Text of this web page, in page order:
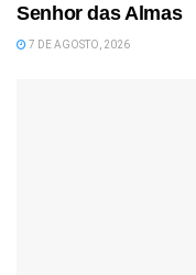
Senhor das Almas
7 DE AGOSTO, 2026